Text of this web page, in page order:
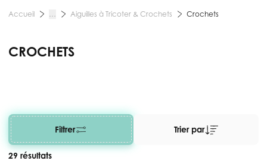
Accueil … Aiguilles à Tricoter & Crochets Crochets
CROCHETS
Filtrer
29 résultats
Trier par